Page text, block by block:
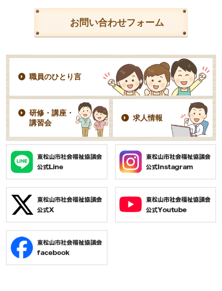
お問い合わせフォーム
職員のひとり言
研修・講座・
講習会
求人情報